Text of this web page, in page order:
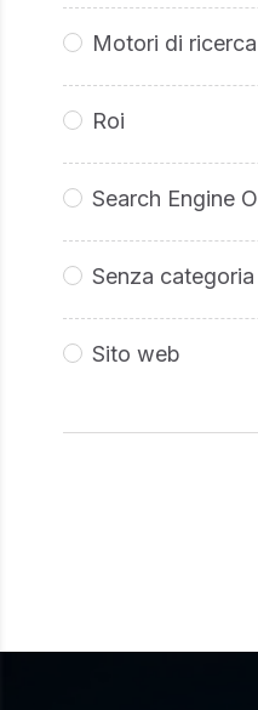
Motori di
Roi
Search Engine
Senza categoria
Sito web